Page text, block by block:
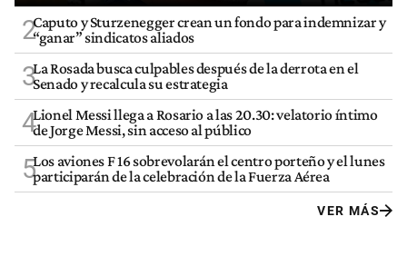
2Caputo y Sturzenegger crean un fondo para indemnizar y
“ganar” sindicatos aliados
3La Rosada busca culpables después de la derrota en el
Senado y recalcula su estrategia
4Lionel Messi llega a Rosario a las 20.30: velatorio íntimo
de Jorge Messi, sin acceso al público
5Los aviones F 16 sobrevolarán el centro porteño y el lunes
participarán de la celebración de la Fuerza Aérea
VER MÁS